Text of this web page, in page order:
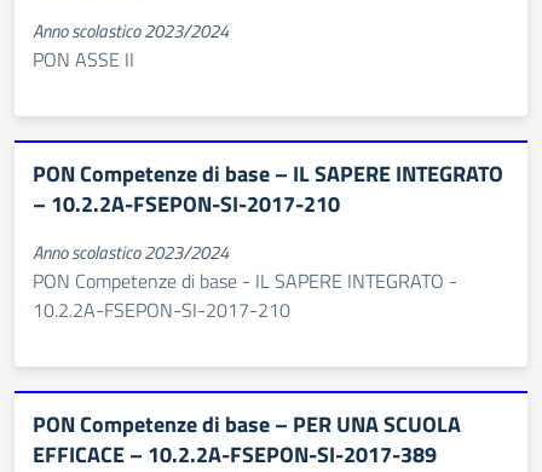
Anno scolastico 2023/2024
PON ASSE II
PON Competenze di base – IL SAPERE INTEGRATO
– 10.2.2A-FSEPON-SI-2017-210
Anno scolastico 2023/2024
PON Competenze di base - IL SAPERE INTEGRATO -
10.2.2A-FSEPON-SI-2017-210
PON Competenze di base – PER UNA SCUOLA
EFFICACE – 10.2.2A-FSEPON-SI-2017-389